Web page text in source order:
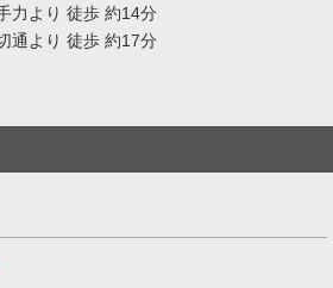
力より 徒歩 約14分
通より 徒歩 約17分